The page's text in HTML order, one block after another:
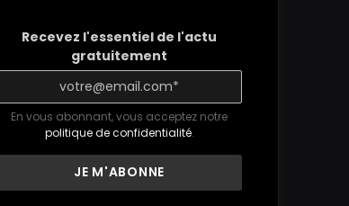
Recevez l'essentiel de l'actu
gratuitement
En vous abonnant, vous acceptez notre
politique de confidentialité.